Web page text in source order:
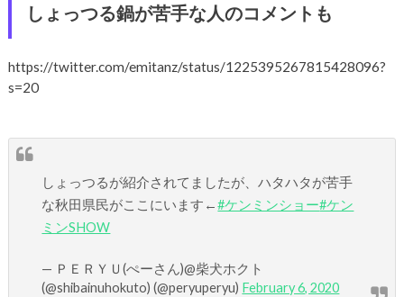
しょっつる鍋が苦手な人のコメントも
https://twitter.com/emitanz/status/1225395267815428096?
s=20
しょっつるが紹介されてましたが、ハタハタが苦手
な秋田県民がここにいます←#ケンミンショー#ケン
ミンSHOW
— ＰＥＲＹＵ(ぺーさん)@柴犬ホクト
(@shibainuhokuto) (@peryuperyu) February 6, 2020